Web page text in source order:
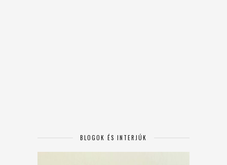
BLOGOK ÉS INTERJÚK